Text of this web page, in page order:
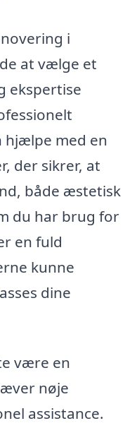
i
at vælge et
ekspertise
med en
der sikrer, at
både æstetisk
du har brug for
en fuld
kunne
dine
være en
nøje
assistance.